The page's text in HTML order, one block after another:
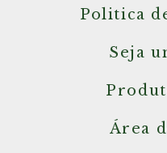
Politica
Seja
Área